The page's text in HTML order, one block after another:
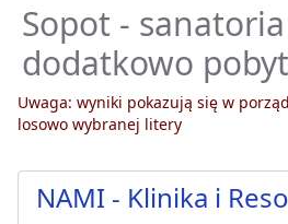
Sopot -
dodatkowo
Uwaga: wyniki pokazują się w
losowo wybranej litery
NAMI - Klinika i